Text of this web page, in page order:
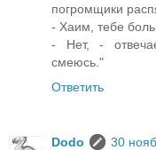
погромщики
- Хаим, тебе
- Нет, -
смеюсь."
Ответить
Dodo
30